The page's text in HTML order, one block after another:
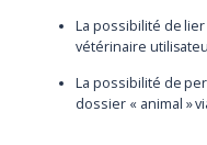
La possibilité de
vétérinaire
La possibilité de
dossier « animal »